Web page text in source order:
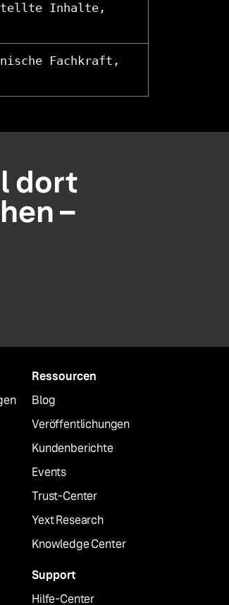
Inhalte,
Fachkraft,
dort
–
Ressourcen
Blog
Veröffentlichungen
Kundenberichte
Events
Trust-Center
Yext Research
Knowledge Center
Support
Hilfe-Center